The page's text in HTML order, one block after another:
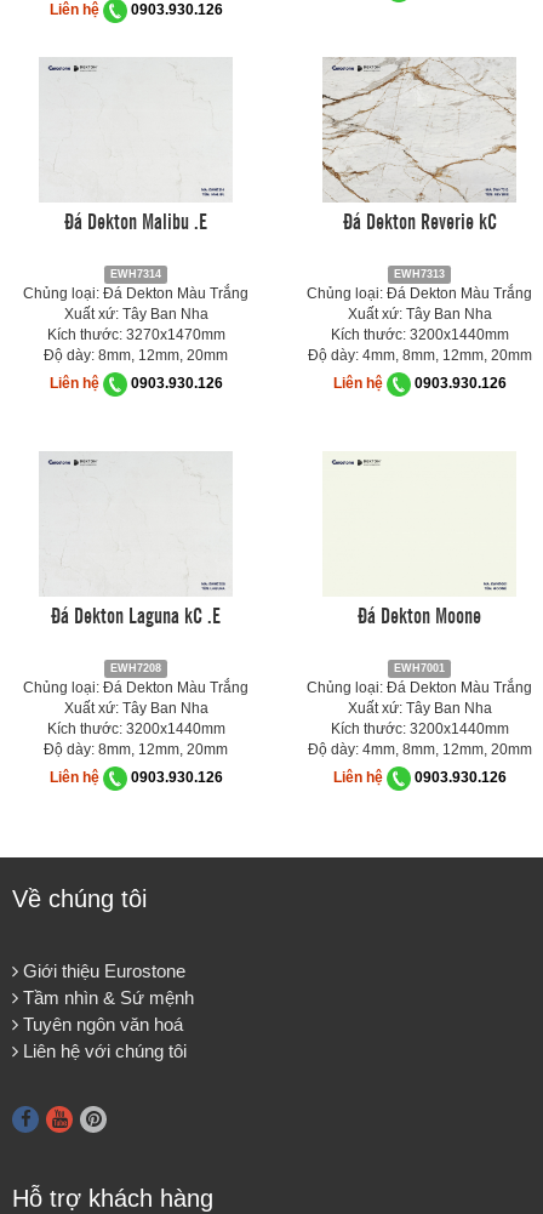
Liên hệ
0903.930.126
Đá Dekton Malibu .E
EWH7314
Chủng loại: Đá Dekton Màu Trắng
Xuất xứ: Tây Ban Nha
Kích thước: 3270x1470mm
Độ dày: 8mm, 12mm, 20mm
Liên hệ
0903.930.126
Đá Dekton Reverie kC
EWH7313
Chủng loại: Đá Dekton Màu Trắng
Xuất xứ: Tây Ban Nha
Kích thước: 3200x1440mm
Độ dày: 4mm, 8mm, 12mm, 20mm
Liên hệ
0903.930.126
Đá Dekton Laguna kC .E
EWH7208
Chủng loại: Đá Dekton Màu Trắng
Xuất xứ: Tây Ban Nha
Kích thước: 3200x1440mm
Độ dày: 8mm, 12mm, 20mm
Liên hệ
0903.930.126
Đá Dekton Moone
EWH7001
Chủng loại: Đá Dekton Màu Trắng
Xuất xứ: Tây Ban Nha
Kích thước: 3200x1440mm
Độ dày: 4mm, 8mm, 12mm, 20mm
Liên hệ
0903.930.126
Về chúng tôi
Giới thiệu Eurostone
Tầm nhìn & Sứ mệnh
Tuyên ngôn văn hoá
Liên hệ với chúng tôi
Hỗ trợ khách hàng